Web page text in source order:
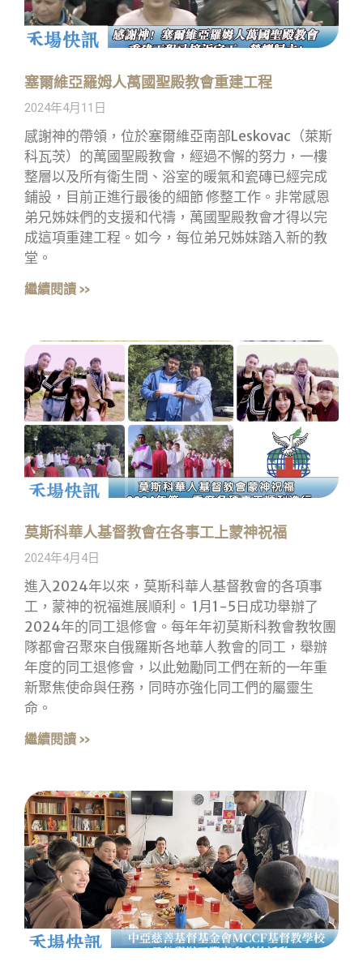
塞爾維亞羅姆人萬國聖殿教會重建工程
2024年4月11日
感謝神的帶領，位於塞爾維亞南部Leskovac（萊斯
科瓦茨）的萬國聖殿教會，經過不懈的努力，一樓
整層以及所有衛生間、浴室的暖氣和瓷磚已經完成
鋪設，目前正進行最後的細節 修整工作。非常感恩
弟兄姊妹們的支援和代禱，萬國聖殿教會才得以完
成這項重建工程。如今，每位弟兄姊妹踏入新的教
堂。
繼續閱讀 »
莫斯科華人基督教會在各事工上蒙神祝福
2024年4月4日
進入2024年以來，莫斯科華人基督教會的各項事
工，蒙神的祝福進展順利。 1月1-5日成功舉辦了
2024年的同工退修會。每年年初莫斯科教會教牧團
隊都會召聚來自俄羅斯各地華人教會的同工，舉辦
年度的同工退修會，以此勉勵同工們在新的一年重
新聚焦使命與任務，同時亦強化同工們的屬靈生
命。
繼續閱讀 »